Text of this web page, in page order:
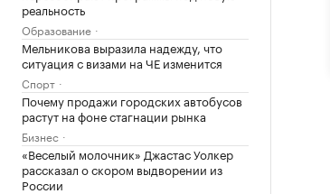
реальность
Образование
Мельникова выразила надежду, что
ситуация с визами на ЧЕ изменится
Спорт
Почему продажи городских автобусов
растут на фоне стагнации рынка
Бизнес
«Веселый молочник» Джастас Уолкер
рассказал о скором выдворении из
России